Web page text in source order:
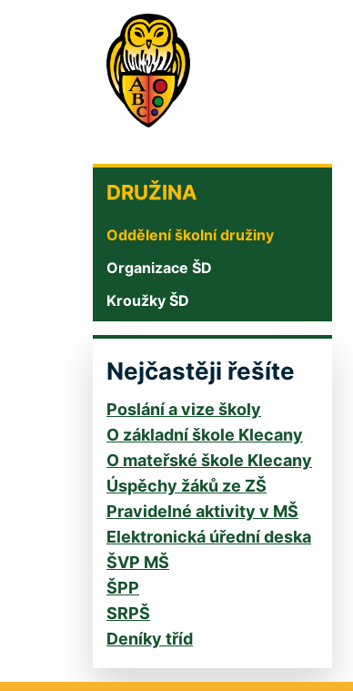
DRUŽINA
DRUŽINA
Oddělení školní družiny
Organizace ŠD
Kroužky ŠD
Nejčastěji řešíte
Poslání a vize školy
O základní škole Klecany
O mateřské škole Klecany
Úspěchy žáků ze ZŠ
Pravidelné aktivity v MŠ
Elektronická úřední deska
ŠVP MŠ
ŠPP
SRPŠ
Deníky tříd